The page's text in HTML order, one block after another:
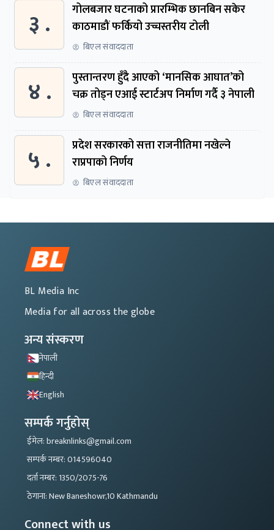
३ .
गोलबजार घटनाको प्रारम्भिक छानबिन सकेर
काठमाडौं फर्कियो उच्चस्तरीय टोली
बिएल संवाददाता
४ .
पुस्तान्तरण हुँदै आएको ‘मानसिक आघात’को
चक्र तोड्न एआई स्टार्टअप निर्माण गर्दै ३ नेपाली
बिएल संवाददाता
५ .
प्रदेश सरकारको सत्ता राजनीतिमा नखेल्ने
राप्रपाको निर्णय
बिएल संवाददाता
BL Media Inc
Media for all across the globe
अन्य संस्करण
नेपाली
हिन्दी
English
सम्पर्क गर्नुहोस्
ईमेल: breaknlinks@gmail.com
सम्पर्क नम्बर: 014596040
दर्ता नम्बर: 1350/2075-76
ठेगाना: New Baneshowr,10 Kathmandu
Connect with us